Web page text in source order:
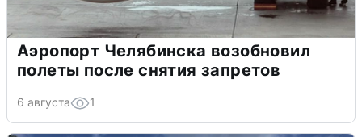
Аэропорт Челябинска возобновил
полеты после снятия запретов
6 августа 1